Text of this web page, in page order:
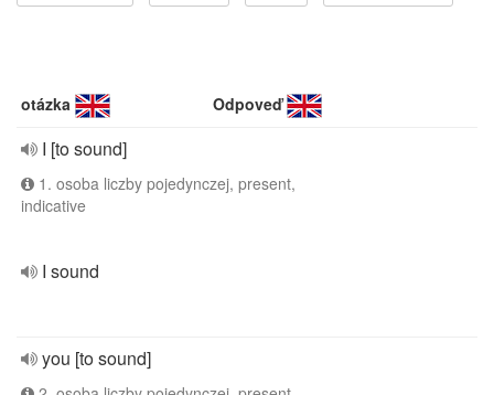
otázka Odpoveď
I [to sound]
1. osoba liczby pojedynczej, present,
indicative
I sound
you [to sound]